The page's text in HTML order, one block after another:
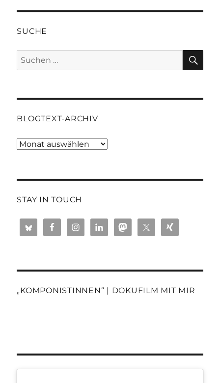
SUCHE
Suchen
nach:
BLOGTEXT-ARCHIV
Blogtext-
STAY IN TOUCH
„KOMPONISTINNEN“ | DOKUFILM MIT MIR